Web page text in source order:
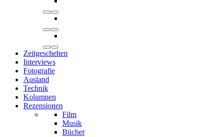
Zeitgeschehen
Interviews
Fotografie
Ausland
Technik
Kolumnen
Rezensionen
Film
Musik
Bücher